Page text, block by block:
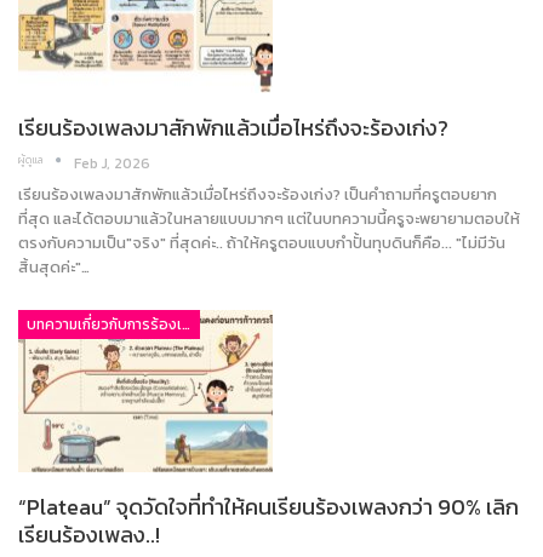
เรียนร้องเพลงมาสักพักแล้วเมื่อไหร่ถึงจะร้องเก่ง?
ผู้ดูแล Feb J, 2026
เรียนร้องเพลงมาสักพักแล้วเมื่อไหร่ถึงจะร้องเก่ง? เป็นคำถามที่ครูตอบยาก
ที่สุด และได้ตอบมาแล้วในหลายแบบมากๆ แต่ในบทความนี้ครูจะพยายามตอบให้
ตรงกับความเป็น"จริง" ที่สุดค่ะ.. ถ้าให้ครูตอบแบบกำปั้นทุบดินก็คือ... "ไม่มีวัน
สิ้นสุดค่ะ"…
บทความเกี่ยวกับการร้องเพลง
“Plateau” จุดวัดใจที่ทำให้คนเรียนร้องเพลงกว่า 90% เลิก
เรียนร้องเพลง..!